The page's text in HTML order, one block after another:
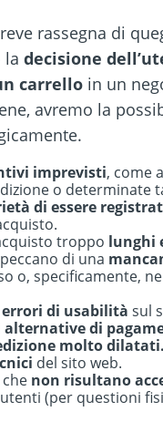
rassegna di
la decisione
carrello in un
avremo la
imprevisti, come
o determinate
di essere
troppo lunghi
di una
o, specificamente,
errori di usabilità sul
alternative di
molto dilatati.
del sito web.
non risultano
(per questioni